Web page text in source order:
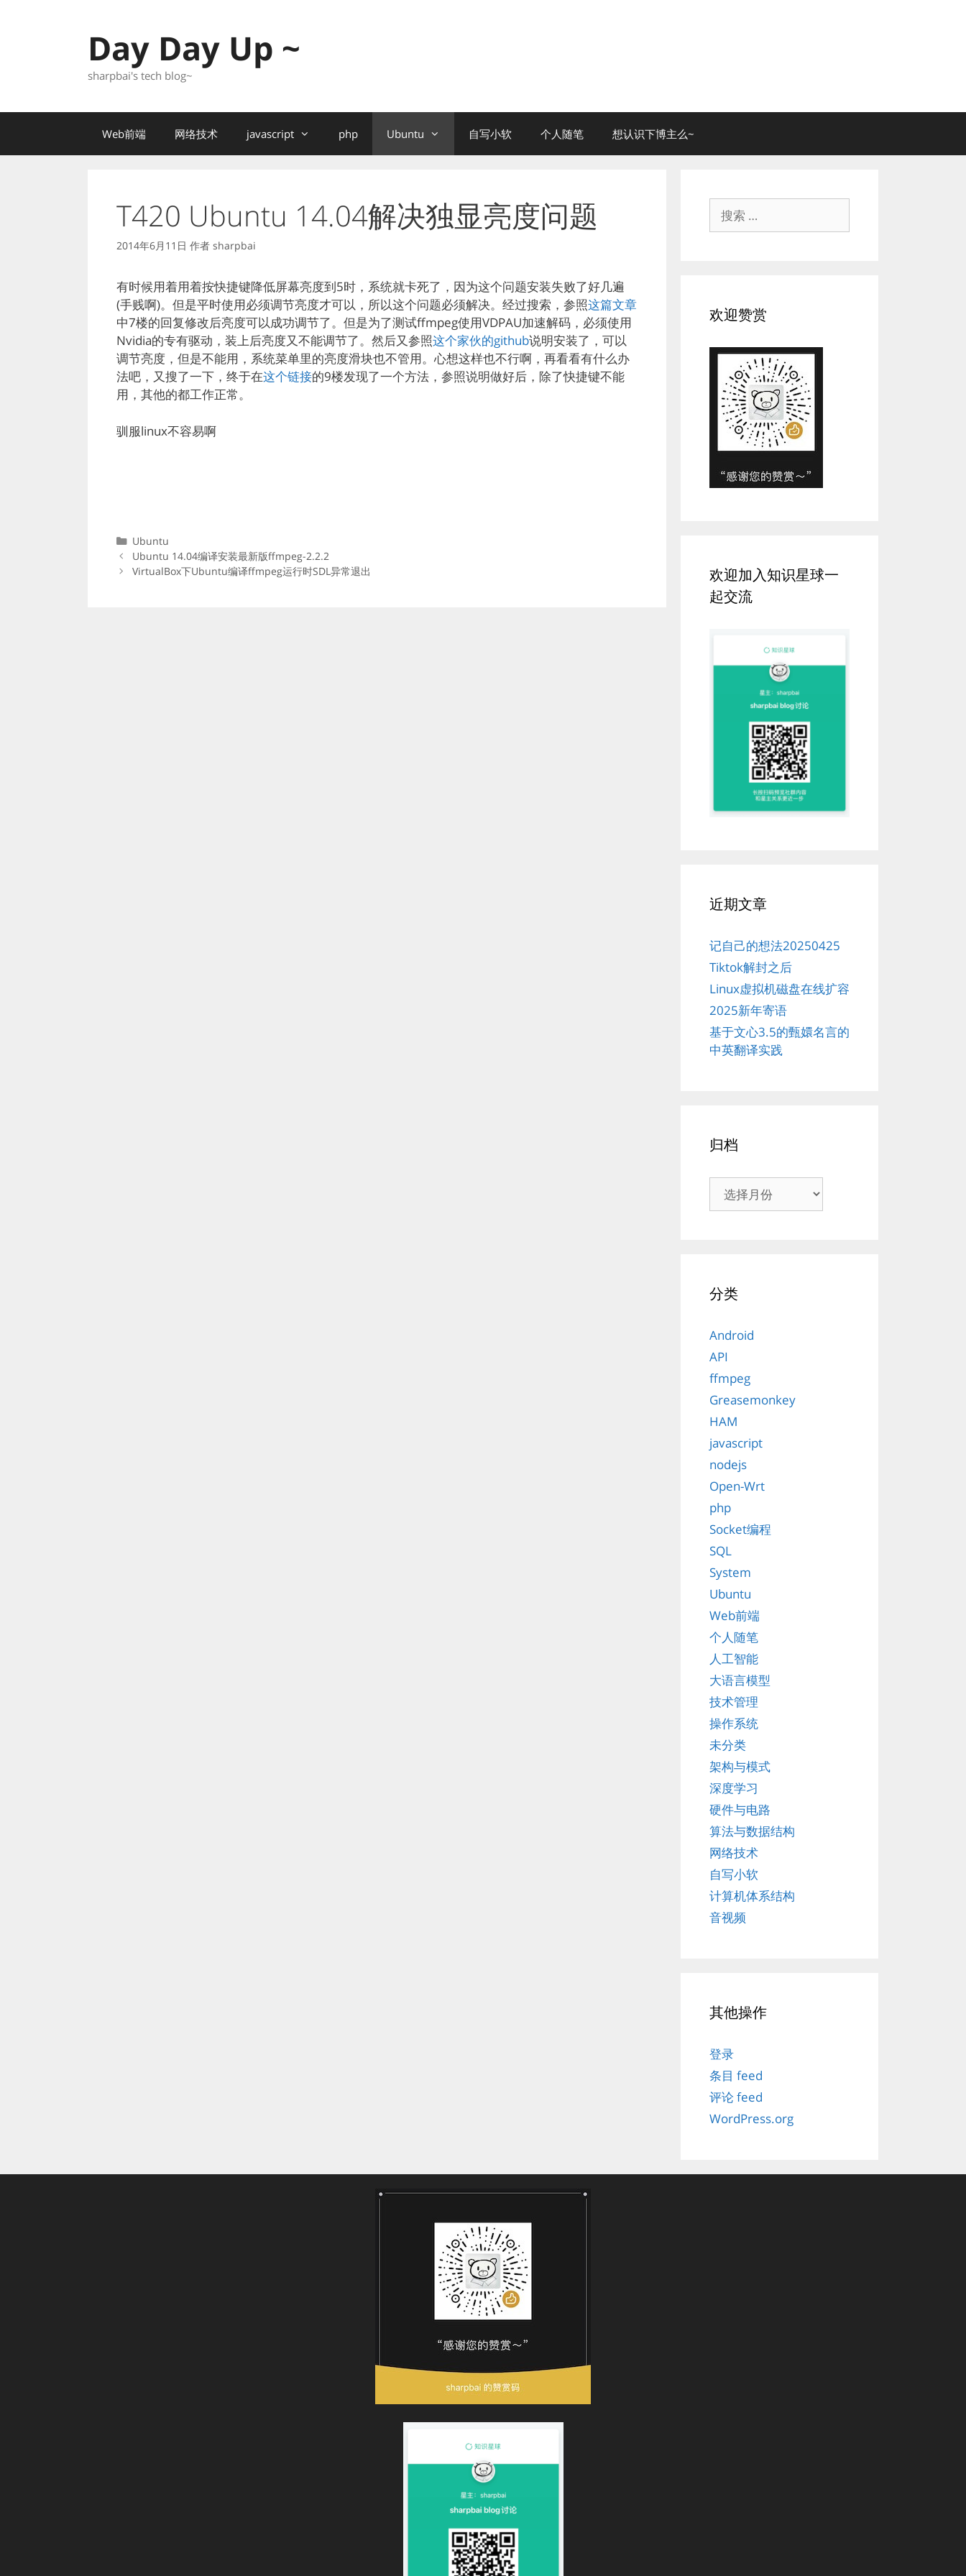
Day Day Up ~
sharpbai's tech blog~
Web前端 网络技术 javascript php Ubuntu 自写小软 个人随笔 想认识下博主么~
T420 Ubuntu 14.04解决独显亮度问题
2014年6月11日 作者 sharpbai
有时候用着用着按快捷键降低屏幕亮度到5时，系统就卡死了，因为这个问题安装失败了好几遍
(手贱啊)。但是平时使用必须调节亮度才可以，所以这个问题必须解决。经过搜索，参照这篇文章
中7楼的回复修改后亮度可以成功调节了。但是为了测试ffmpeg使用VDPAU加速解码，必须使用
Nvidia的专有驱动，装上后亮度又不能调节了。然后又参照这个家伙的github说明安装了，可以
调节亮度，但是不能用，系统菜单里的亮度滑块也不管用。心想这样也不行啊，再看看有什么办
法吧，又搜了一下，终于在这个链接的9楼发现了一个方法，参照说明做好后，除了快捷键不能
用，其他的都工作正常。
驯服linux不容易啊
分
类
Ubuntu
Ubuntu 14.04编译安装最新版ffmpeg-2.2.2
VirtualBox下Ubuntu编译ffmpeg运行时SDL异常退出
索：
欢迎赞赏
欢迎加入知识星球一
起交流
近期文章
记自己的想法20250425
Tiktok解封之后
Linux虚拟机磁盘在线扩容
2025新年寄语
基于文心3.5的甄嬛名言的
中英翻译实践
归档
分类
Android
API
ffmpeg
Greasemonkey
HAM
javascript
nodejs
Open-Wrt
php
Socket编程
SQL
System
Ubuntu
Web前端
个人随笔
人工智能
大语言模型
技术管理
操作系统
未分类
架构与模式
深度学习
硬件与电路
算法与数据结构
网络技术
自写小软
计算机体系结构
音视频
其他操作
登录
条目 feed
评论 feed
WordPress.org